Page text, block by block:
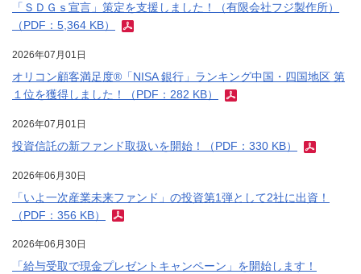
「ＳＤＧｓ宣言」策定を支援しました！（有限会社フジ製作所）
（PDF：5,364 KB）
2026年07月01日
オリコン顧客満足度®「NISA 銀行」ランキング中国・四国地区 第
１位を獲得しました！（PDF：282 KB）
2026年07月01日
投資信託の新ファンド取扱いを開始！（PDF：330 KB）
2026年06月30日
「いよ一次産業未来ファンド」の投資第1弾として2社に出資！
（PDF：356 KB）
2026年06月30日
「給与受取で現金プレゼントキャンペーン」を開始します！